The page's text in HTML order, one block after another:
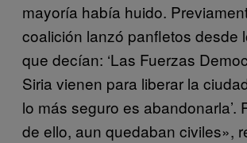
mayoría había huido.
coalición lanzó panfletos desde
que decían: ‘Las Fuerzas
Siria vienen para liberar la
lo más seguro es abandonarla’.
de ello, aun quedaban civiles»,